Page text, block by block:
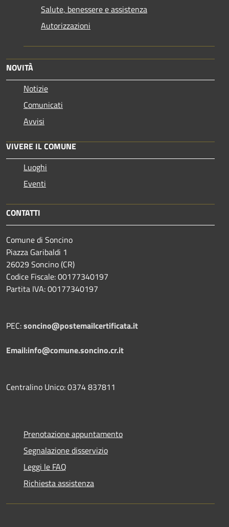
Salute, benessere e assistenza
Autorizzazioni
NOVITÀ
Notizie
Comunicati
Avvisi
VIVERE IL COMUNE
Luoghi
Eventi
CONTATTI
Comune di Soncino
Piazza Garibaldi 1
26029 Soncino (CR)
Codice Fiscale: 00177340197
Partita IVA: 00177340197
PEC:soncino@postemailcertificata.it
Email:info@comune.soncino.cr.it
Centralino Unico: 0374 837811
Prenotazione appuntamento
Segnalazione disservizio
Leggi le FAQ
Richiesta assistenza